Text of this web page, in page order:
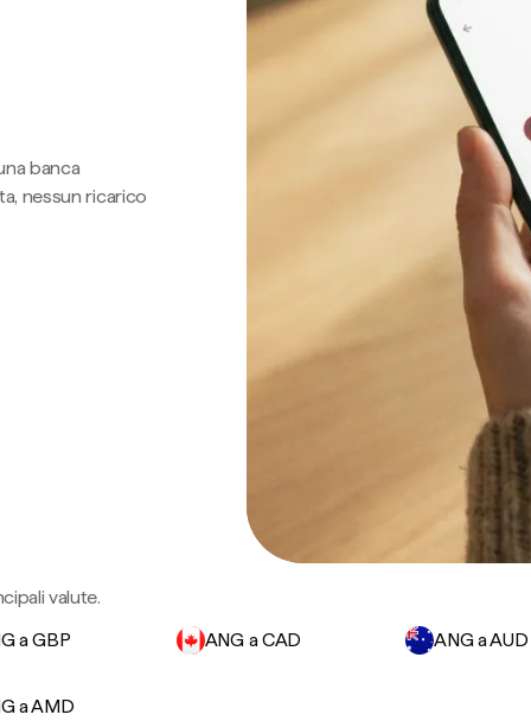
banca
nessun ricarico
valute.
a GBP
ANG a CAD ANG a AUD
a AMD